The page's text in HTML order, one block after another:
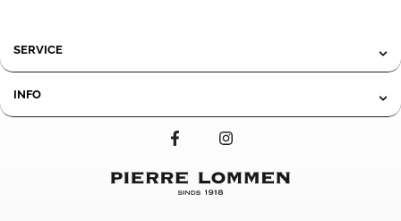
SERVICE
INFO